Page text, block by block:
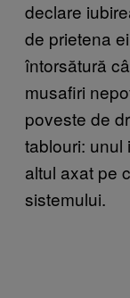
declare
de prietena
întorsătură
musafiri
poveste de
tablouri: unul
altul axat pe
sistemului.